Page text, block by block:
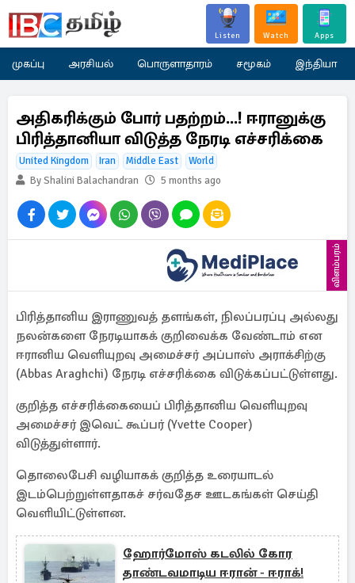
Listen Watch Apps
முகப்பு அரசியல் பொருளாதாரம் சமூகம் இந்தியா
அதிகரிக்கும் போர் பதற்றம்...! ஈரானுக்கு
பிரித்தானியா விடுத்த நேரடி எச்சரிக்கை
United Kingdom Iran Middle East
World
By Shalini Balachandran
5 months ago
விளம்பரம்
பிரித்தானிய இராணுவத் தளங்கள், நிலப்பரப்பு அல்லது
நலன்களை நேரடியாகக் குறிவைக்க வேண்டாம் என
ஈரானிய வெளியுறவு அமைச்சர் அப்பாஸ் அராக்சிற்கு
(Abbas Araghchi) நேரடி எச்சரிக்கை விடுக்கப்பட்டுள்ளது.
குறித்த எச்சரிக்கையைப் பிரித்தானிய வெளியுறவு
அமைச்சர் இவெட் கூப்பர் (Yvette Cooper)
விடுத்துள்ளார்.
தொலைபேசி வழியாகக் குறித்த உரையாடல்
இடம்பெற்றுள்ளதாகச் சர்வதேச ஊடகங்கள் செய்தி
வெளியிட்டுள்ளன.
ஹோர்மோஸ் கடலில் கோர
தாண்டவமாடிய ஈரான் - ஈராக்!